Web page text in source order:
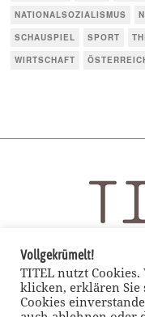
NATIONALSOZIALISMUS
SCHAUSPIEL
SPORT
WIRTSCHAFT
Vollgekrümelt!
TITEL nutzt
klicken, erklären
Cookies